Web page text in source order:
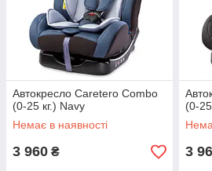
Автокресло Caretero Combo
(0-25 кг.) Navy
Немає в наявності
3 960 ₴
(0-
3